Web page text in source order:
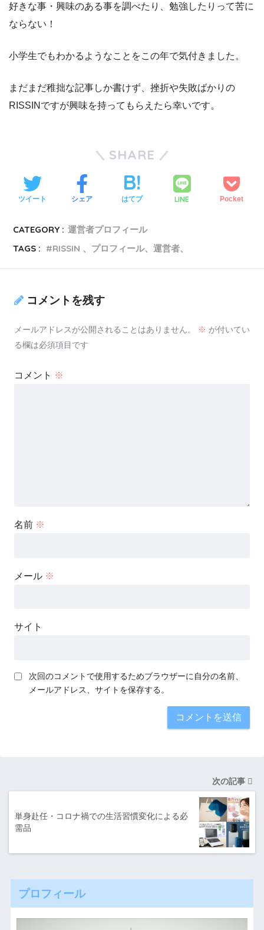
好きな事・興味のある事を調べたり、勉強したりって苦に
ならない！
小学生でもわかるようなことをこの年で気付きました。
まだまだ稚拙な記事しか書けず、挫折や失敗ばかりの
RISSINですが興味を持ってもらえたら幸いです。
SHARE
ツイート シェア はてブ LINE Pocket
CATEGORY : 運営者プロフィール
TAGS :
RISSIN 、プロフィール、運営者、
コメントを残す
メールアドレスが公開されることはありません。 ※ が付いてい
る欄は必須項目です
コメント ※
名前 ※
メール ※
サイト
次回のコメントで使用するためブラウザーに自分の名前、
メールアドレス、サイトを保存する。
次の記事
単身赴任・コロナ禍での生活習慣変化による必
需品
プロフィール